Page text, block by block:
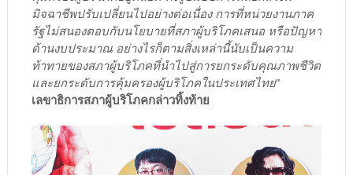
มิจฉาชีพปรับเปลี่ยนไปอย่างต่อเนื่อง การที่หน่วยงานภาค
รัฐไม่สนองตอบกับนโยบายที่สภาผู้บริโภคเสนอ หรือปัญหา
ด้านงบประมาณ อย่างไรก็ตามสิ่งเหล่านี้นับเป็นความ
ท้าทายของสภาผู้บริโภคที่นำไปสู่การยกระดับคุณภาพชีวิต
และยกระดับการคุ้มครองผู้บริโภคในประเทศไทย”
เลขาธิการสภาผู้บริโภคกล่าวทิ้งท้าย